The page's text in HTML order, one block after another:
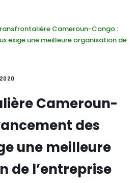
Cameroun-Congo :
exige une meilleure organisation de
Cameroun-
des
une meilleure
de l’entreprise